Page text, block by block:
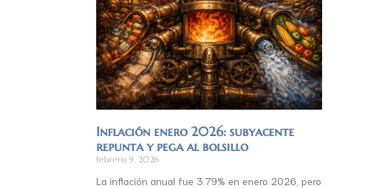
Inflación enero 2026: subyacente
repunta y pega al bolsillo
febrero 9, 2026
La inflación anual fue 3.79% en enero 2026, pero